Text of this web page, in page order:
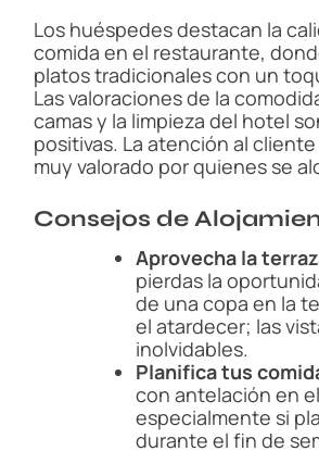
Los huéspedes destacan la
comida en el restaurante,
platos tradicionales con un
Las valoraciones de la
camas y la limpieza del hotel
positivas. La atención al
muy valorado por quienes se
Consejos de
Aprovecha la
pierdas la
de una copa en la
el atardecer; las
inolvidables.
Planifica tus
con antelación en
especialmente si
durante el fin de